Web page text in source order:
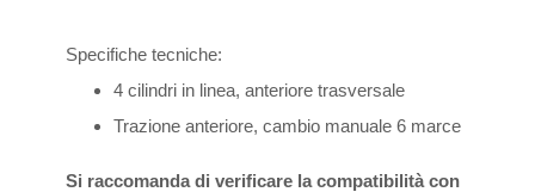
Specifiche tecniche:
4 cilindri in linea, anteriore trasversale
Trazione anteriore, cambio manuale 6 marce
Si raccomanda di verificare la compatibilità con